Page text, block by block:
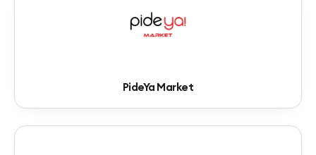
PideYa Market